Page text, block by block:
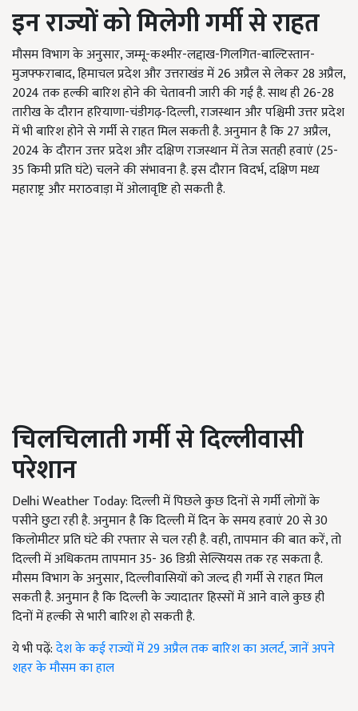
इन राज्यों को मिलेगी गर्मी से राहत
मौसम विभाग के अनुसार, जम्मू-कश्मीर-लद्दाख-गिलगित-बाल्टिस्तान-
मुजफ्फराबाद, हिमाचल प्रदेश और उत्तराखंड में 26 अप्रैल से लेकर 28 अप्रैल,
2024 तक हल्की बारिश होने की चेतावनी जारी की गई है. साथ ही 26-28
तारीख के दौरान हरियाणा-चंडीगढ़-दिल्ली, राजस्थान और पश्चिमी उत्तर प्रदेश
में भी बारिश होने से गर्मी से राहत मिल सकती है. अनुमान है कि 27 अप्रैल,
2024 के दौरान उत्तर प्रदेश और दक्षिण राजस्थान में तेज सतही हवाएं (25-
35 किमी प्रति घंटे) चलने की संभावना है. इस दौरान विदर्भ, दक्षिण मध्य
महाराष्ट्र और मराठवाड़ा में ओलावृष्टि हो सकती है.
चिलचिलाती गर्मी से दिल्लीवासी
परेशान
Delhi Weather Today: दिल्ली में पिछले कुछ दिनों से गर्मी लोगों के
पसीने छुटा रही है. अनुमान है कि दिल्ली में दिन के समय हवाएं 20 से 30
किलोमीटर प्रति घंटे की रफ्तार से चल रही है. वही, तापमान की बात करें, तो
दिल्ली में अधिकतम तापमान 35- 36 डिग्री सेल्सियस तक रह सकता है.
मौसम विभाग के अनुसार, दिल्लीवासियों को जल्द ही गर्मी से राहत मिल
सकती है. अनुमान है कि दिल्ली के ज्यादातर हिस्सों में आने वाले कुछ ही
दिनों में हल्की से भारी बारिश हो सकती है.
ये भी पढ़ें:देश के कई राज्यों में 29 अप्रैल तक बारिश का अलर्ट, जानें अपने
शहर के मौसम का हाल